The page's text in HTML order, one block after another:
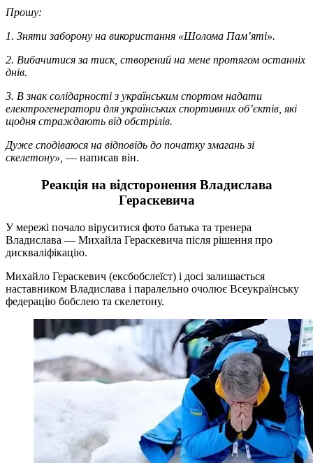
Прошу:
1. Зняти заборону на використання «Шолома Пам’яті».
2. Вибачитися за тиск, створений на мене протягом останніх
днів.
3. В знак солідарності з українським спортом надати
електрогенератори для українських спортивних об’єктів, які
щодня страждають від обстрілів.
Дуже сподіваюся на відповідь до початку змагань зі
скелетону», — написав він.
Реакція на відсторонення Владислава
Гераскевича
У мережі почало віруситися фото батька та тренера
Владислава — Михайла Гераскевича після рішення про
дискваліфікацію.
Михайло Гераскевич (ексбобслеїст) і досі залишається
наставником Владислава і паралельно очолює Всеукраїнську
федерацію бобслею та скелетону.